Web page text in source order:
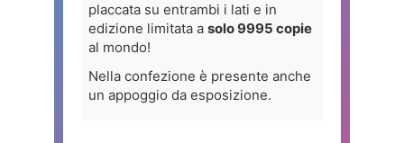
placcata su entrambi i lati e in
edizione limitata a solo 9995 copie
al mondo!
Nella confezione è presente anche
un appoggio da esposizione.